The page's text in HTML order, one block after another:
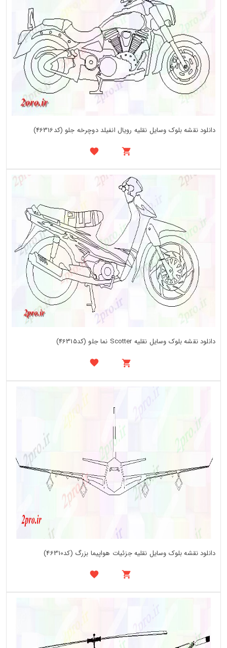
دانلود نقشه بلوک وسایل نقلیه رویال انفیلد دوچرخه جلو (کد46316)
دانلود نقشه بلوک وسایل نقلیه Scotter نما جلو (کد46315)
دانلود نقشه بلوک وسایل نقلیه جزئیات هواپیما بزرگ (کد46310)